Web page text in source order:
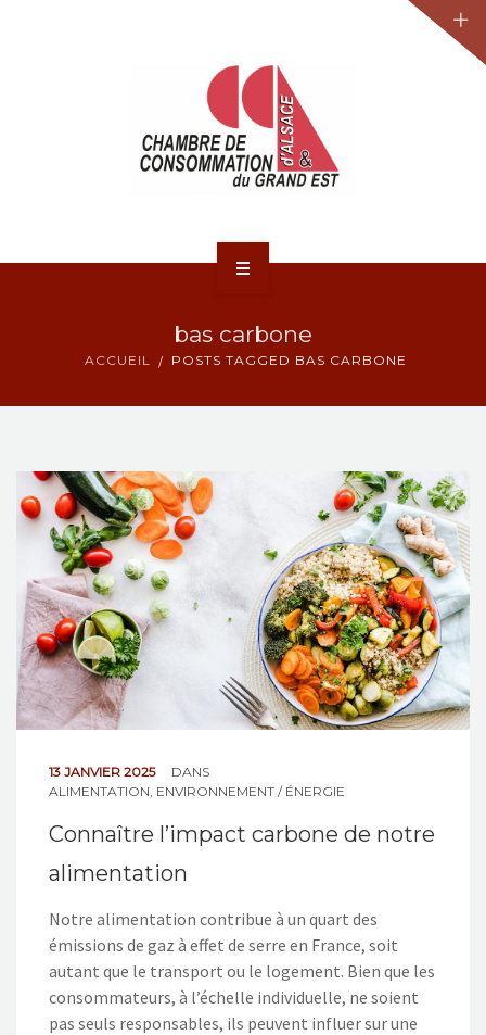
NOS ACTIONS
CONTACT
bas carbone
ACCUEIL POSTS TAGGED BAS CARBONE
13 JANVIER 2025
DANS
ALIMENTATION ENVIRONNEMENT / ÉNERGIE
Connaître l’impact carbone de notre
alimentation
Notre alimentation contribue à un quart des
émissions de gaz à effet de serre en France, soit
autant que le transport ou le logement. Bien que les
consommateurs, à l’échelle individuelle, ne soient
pas seuls responsables, ils peuvent influer sur une